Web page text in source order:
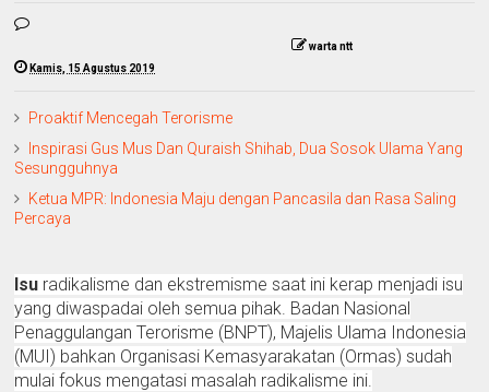
warta ntt
Kamis, 15 Agustus 2019
Proaktif Mencegah Terorisme
Inspirasi Gus Mus Dan Quraish Shihab, Dua Sosok Ulama Yang
Sesungguhnya
Ketua MPR: Indonesia Maju dengan Pancasila dan Rasa Saling
Percaya
Isu radikalisme dan ekstremisme saat ini kerap menjadi isu
yang diwaspadai oleh semua pihak. Badan Nasional
Penaggulangan Terorisme (BNPT), Majelis Ulama Indonesia
(MUI) bahkan Organisasi Kemasyarakatan (Ormas) sudah
mulai fokus mengatasi masalah radikalisme ini.